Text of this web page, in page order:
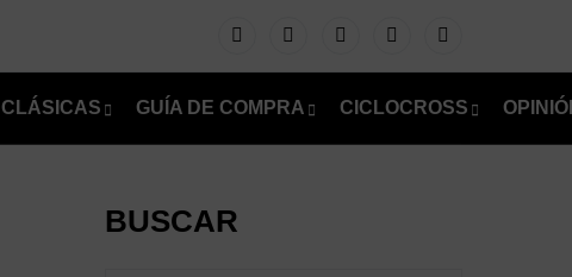
CLÁSICAS GUÍA DE COMPRA CICLOCROSS
BUSCAR